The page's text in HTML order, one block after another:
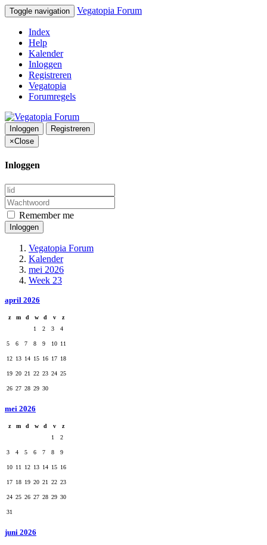
Toggle navigation Vegatopia Forum
Index
Help
Kalender
Inloggen
Registreren
Vegatopia
Forumregels
Inloggen
Registreren
×Close
Inloggen
Remember me
Inloggen
Vegatopia Forum
Kalender
mei 2026
Week 23
april 2026
z m d w d v
z
1
2 3 4
5 6 7 8 9 10 11
12 13 14 15 16 17 18
19 20 21 22 23 24 25
26 27 28 29 30
mei 2026
z m d w d v
z
1
2
3 4 5 6 7 8 9
10 11 12 13 14 15 16
17 18 19 20 21 22 23
24 25 26 27 28 29 30
31
juni 2026